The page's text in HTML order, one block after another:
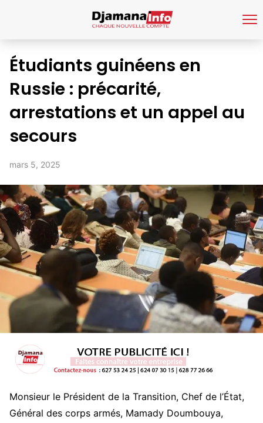
Étudiants guinéens en
Russie : précarité,
arrestations et un appel au
secours
mars 5, 2025
Monsieur le Président de la Transition, Chef de l’État,
Général des corps armés, Mamady Doumbouya,